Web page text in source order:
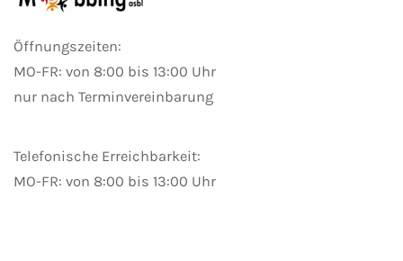
Öffnungszeiten:
MO-FR: von 8:00 bis 13:00 Uhr
nur nach Terminvereinbarung
Telefonische Erreichbarkeit:
MO-FR: von 8:00 bis 13:00 Uhr